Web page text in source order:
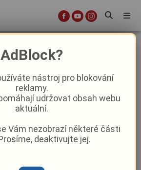
ubodal v květnu svojí
si deset let
12. 2024|10:27
AdBlock?
nástroj pro blokování
reklamy.
udržovat obsah webu
aktuální.
Vám nezobrazí některé části
deaktivujte jej.